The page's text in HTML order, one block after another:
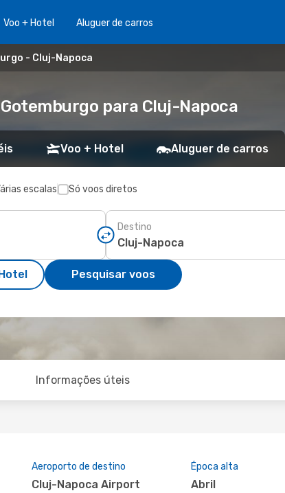
Voo + Hotel Aluguer de carros
- Cluj-Napoca
para Cluj-Napoca
Voo + Hotel Aluguer de carros
escalas Só voos diretos
Destino
Pesquisar voos
Informações úteis
Aeroporto de destino
Cluj-Napoca Airport
Época alta
abril